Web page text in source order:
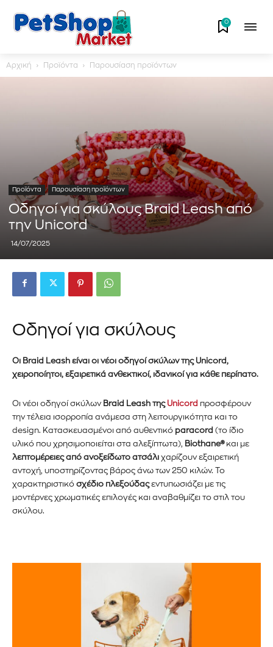
0
Αρχική Προϊόντα Παρουσίαση προϊόντων
Προϊόντα Παρουσίαση προϊόντων
Οδηγοί για σκύλους Braid Leash από
την Unicord
14/07/2025
Οδηγοί για σκύλους
Οι Braid Leash είναι οι νέοι οδηγοί σκύλων της Unicord,
χειροποίητοι, εξαιρετικά ανθεκτικοί, ιδανικοί για κάθε περίπατο.
Οι νέοι οδηγοί σκύλων Braid Leash της Unicord προσφέρουν
την τέλεια ισορροπία ανάμεσα στη λειτουργικότητα και το
design. Κατασκευασμένοι από αυθεντικό paracord (το ίδιο
υλικό που χρησιμοποιείται στα αλεξίπτωτα), Biothane®και με
λεπτομέρειες από ανοξείδωτο ατσάλι χαρίζουν εξαιρετική
αντοχή, υποστηρίζοντας βάρος άνω των 250 κιλών. Το
χαρακτηριστικό σχέδιο πλεξούδαςεντυπωσιάζει με τις
μοντέρνες χρωματικές επιλογές και αναβαθμίζει το στιλ του
σκύλου.